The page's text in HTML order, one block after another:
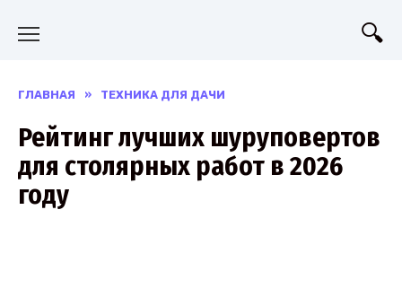
ГЛАВНАЯ » ТЕХНИКА ДЛЯ ДАЧИ
Рейтинг лучших шуруповертов
для столярных работ в 2026
году